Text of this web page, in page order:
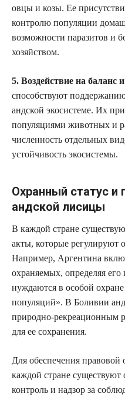
овцы и козы. Ее
контролю популяции
возможности паразитов и
хозяйством.
5. Воздействие на баланс
способствуют
андской экосистеме. Их
популяциями животных и
численность отдельных
устойчивость экосистемы.
Охранный статус и
андской лисицы
В каждой стране
акты, которые регулируют
Например, Аргентина
охраняемых, определяя
нуждаются в особой
популяций». В Боливии
природно-рекреационным
для ее сохранения.
Для обеспечения
каждой стране существуют
контроль и надзор за